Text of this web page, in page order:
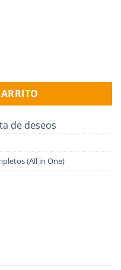
SCALA1 3-35,
de deseos
(All in One)